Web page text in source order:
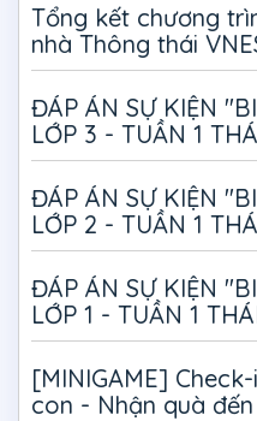
Tổng kết chương
nhà Thông thái
ĐÁP ÁN SỰ KIỆN
LỚP 3 - TUẦN 1
ĐÁP ÁN SỰ KIỆN
LỚP 2 - TUẦN 1
ĐÁP ÁN SỰ KIỆN
LỚP 1 - TUẦN 1
[MINIGAME]
con - Nhận quà